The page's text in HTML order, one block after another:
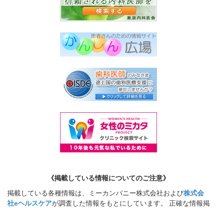
《掲載している情報についてのご注意》
掲載している各種情報は、ミーカンパニー株式会社および株式会
社eヘルスケアが調査した情報をもとにしています。 正確な情報掲